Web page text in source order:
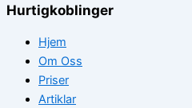
Hurtigkoblinger
Hjem
Om Oss
Priser
Artiklar